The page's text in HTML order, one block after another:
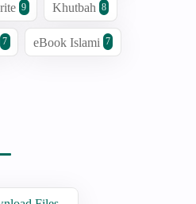
9 Khutbah 8
7 eBook Islami 7